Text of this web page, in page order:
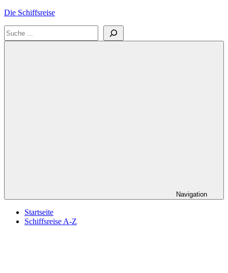
Zum
springen
Die Schiffsreise
Literatur-
Suchen
Navigation
Startseite
Schiffsreise A-Z